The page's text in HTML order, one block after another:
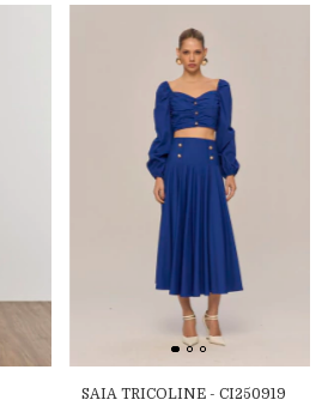
SAIA TRICOLINE - CI250919